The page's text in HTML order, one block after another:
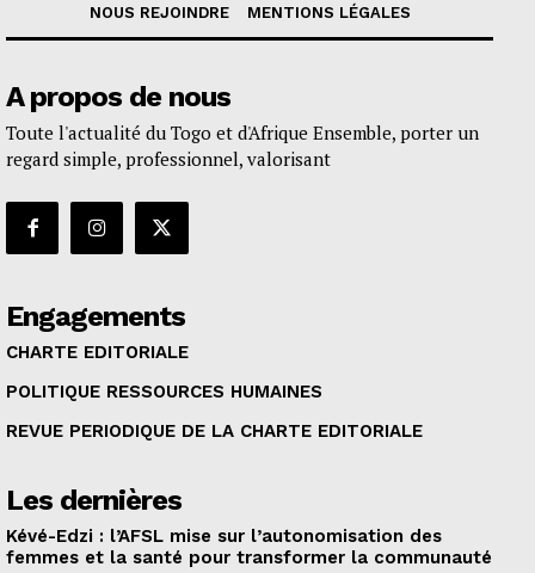
NOUS REJOINDRE
MENTIONS LÉGALES
A propos de nous
Toute l'actualité du Togo et d'Afrique Ensemble, porter un
regard simple, professionnel, valorisant
Engagements
CHARTE EDITORIALE
POLITIQUE RESSOURCES HUMAINES
REVUE PERIODIQUE DE LA CHARTE EDITORIALE
Les dernières
Kévé-Edzi : l’AFSL mise sur l’autonomisation des
femmes et la santé pour transformer la communauté